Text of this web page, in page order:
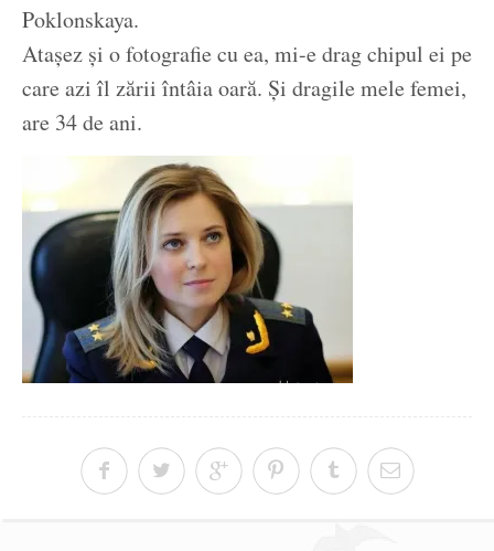
Poklonskaya.
Atașez și o fotografie cu ea, mi-e drag chipul ei pe
care azi îl zării întâia oară. Și dragile mele femei,
are 34 de ani.